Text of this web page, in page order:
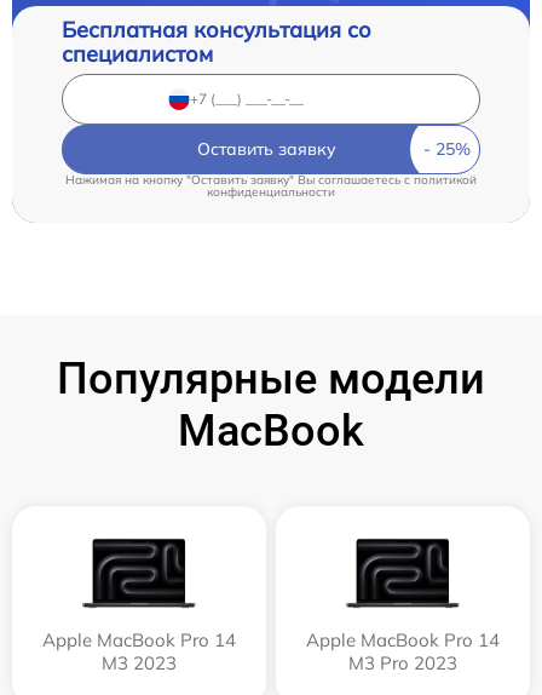
Бесплатная консультация со
специалистом
Оставить заявку
Нажимая на кнопку "Оставить заявку" Вы соглашаетесь cполитикой
конфиденциальности
Популярные модели
MacBook
Apple MacBook Pro 14
M3 2023
Apple MacBook Pro 14
M3 Pro 2023